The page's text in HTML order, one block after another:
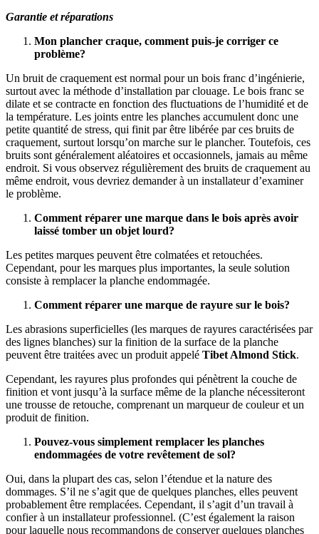
Garantie et réparations
Mon plancher craque, comment puis-je corriger ce
problème?
Un bruit de craquement est normal pour un bois franc d’ingénierie,
surtout avec la méthode d’installation par clouage. Le bois franc se
dilate et se contracte en fonction des fluctuations de l’humidité et de
la température. Les joints entre les planches accumulent donc une
petite quantité de stress, qui finit par être libérée par ces bruits de
craquement, surtout lorsqu’on marche sur le plancher. Toutefois, ces
bruits sont généralement aléatoires et occasionnels, jamais au même
endroit. Si vous observez régulièrement des bruits de craquement au
même endroit, vous devriez demander à un installateur d’examiner
le problème.
Comment réparer une marque dans le bois après avoir
laissé tomber un objet lourd?
Les petites marques peuvent être colmatées et retouchées.
Cependant, pour les marques plus importantes, la seule solution
consiste à remplacer la planche endommagée.
Comment réparer une marque de rayure sur le bois?
Les abrasions superficielles (les marques de rayures caractérisées par
des lignes blanches) sur la finition de la surface de la planche
peuvent être traitées avec un produit appelé Tibet Almond Stick.
Cependant, les rayures plus profondes qui pénètrent la couche de
finition et vont jusqu’à la surface même de la planche nécessiteront
une trousse de retouche, comprenant un marqueur de couleur et un
produit de finition.
Pouvez-vous simplement remplacer les planches
endommagées de votre revêtement de sol?
Oui, dans la plupart des cas, selon l’étendue et la nature des
dommages. S’il ne s’agit que de quelques planches, elles peuvent
probablement être remplacées. Cependant, il s’agit d’un travail à
confier à un installateur professionnel. (C’est également la raison
pour laquelle nous recommandons de conserver quelques planches